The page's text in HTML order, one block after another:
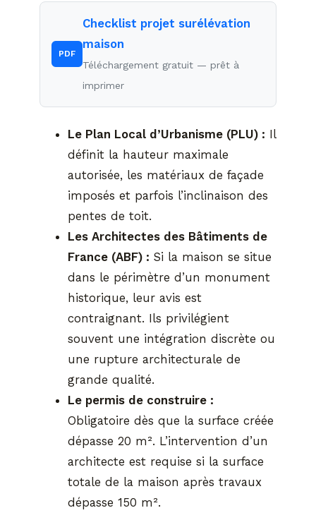
PDF
Checklist projet surélévation
maison
Téléchargement gratuit — prêt à
imprimer
Le Plan Local d’Urbanisme (PLU) : Il
définit la hauteur maximale
autorisée, les matériaux de façade
imposés et parfois l’inclinaison des
pentes de toit.
Les Architectes des Bâtiments de
France (ABF) : Si la maison se situe
dans le périmètre d’un monument
historique, leur avis est
contraignant. Ils privilégient
souvent une intégration discrète ou
une rupture architecturale de
grande qualité.
Le permis de construire :
Obligatoire dès que la surface créée
dépasse 20 m². L’intervention d’un
architecte est requise si la surface
totale de la maison après travaux
dépasse 150 m².